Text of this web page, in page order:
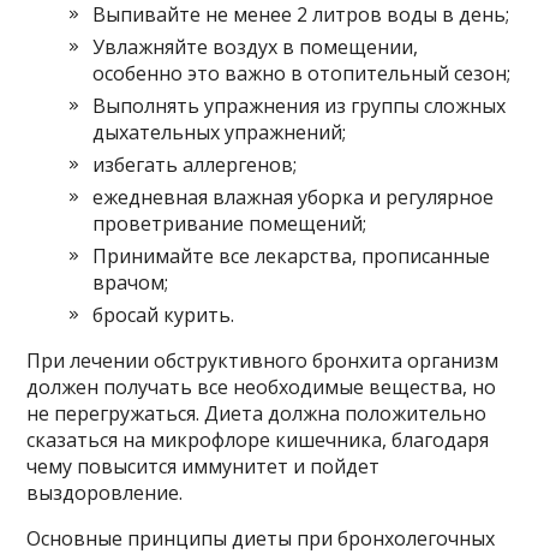
Выпивайте не менее 2 литров воды в день;
Увлажняйте воздух в помещении,
особенно это важно в отопительный сезон;
Выполнять упражнения из группы сложных
дыхательных упражнений;
избегать аллергенов;
ежедневная влажная уборка и регулярное
проветривание помещений;
Принимайте все лекарства, прописанные
врачом;
бросай курить.
При лечении обструктивного бронхита организм
должен получать все необходимые вещества, но
не перегружаться. Диета должна положительно
сказаться на микрофлоре кишечника, благодаря
чему повысится иммунитет и пойдет
выздоровление.
Основные принципы диеты при бронхолегочных